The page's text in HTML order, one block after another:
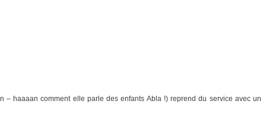
haaaan comment elle parle des enfants Abla !) reprend du service avec un